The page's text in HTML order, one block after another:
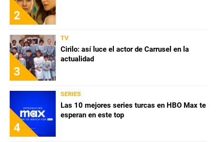
2
3
TV
Cirilo: así luce el actor de Carrusel en la
actualidad
4
SERIES
Las 10 mejores series turcas en HBO Max te
esperan en este top